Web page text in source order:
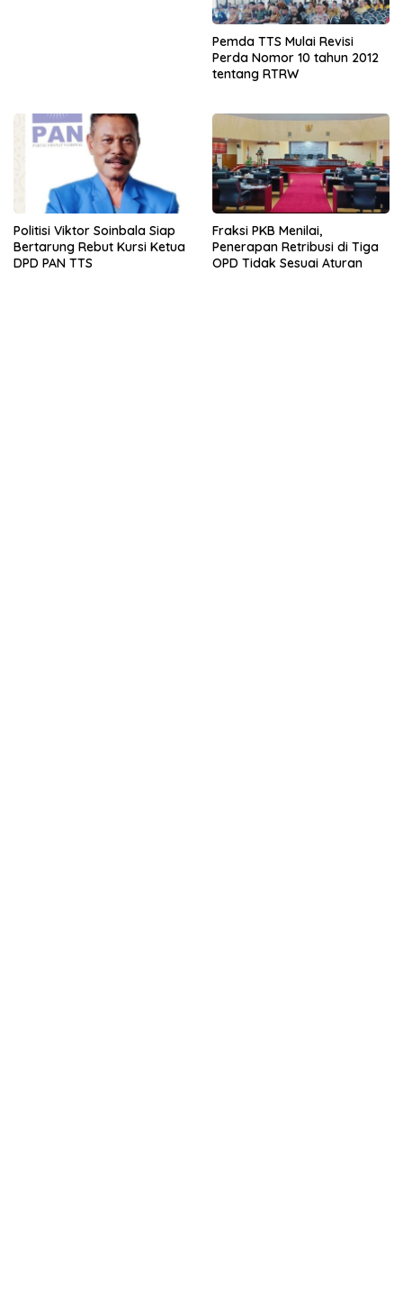
Pemda TTS Mulai Revisi
Perda Nomor 10 tahun 2012
tentang RTRW
Politisi Viktor Soinbala Siap
Bertarung Rebut Kursi Ketua
DPD PAN TTS
Fraksi PKB Menilai,
Penerapan Retribusi di Tiga
OPD Tidak Sesuai Aturan